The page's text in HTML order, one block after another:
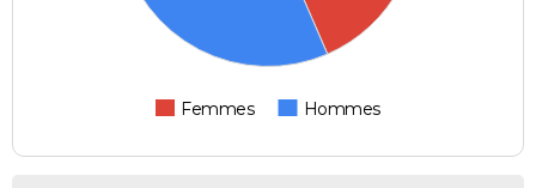
Femmes Hommes